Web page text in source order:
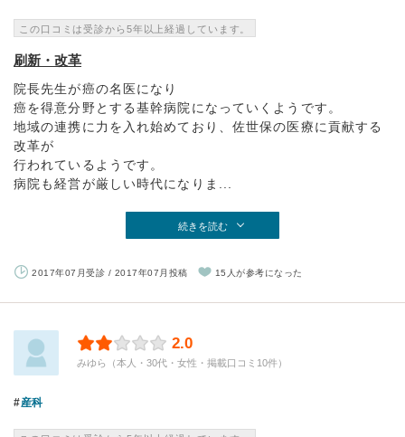
この口コミは受診から5年以上経過しています。
刷新・改革
院長先生が癌の名医になり
癌を得意分野とする基幹病院になっていくようです。
地域の連携に力を入れ始めており、佐世保の医療に貢献する
改革が
行われているようです。
病院も経営が厳しい時代になりま...
続きを読む
2017年07月受診 / 2017年07月投稿 15人が参考になった
2.0
みゆら（本人・30代・女性・掲載口コミ10件）
産科